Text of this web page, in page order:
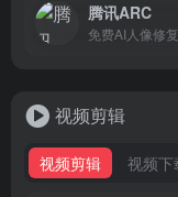
腾讯ARC
视频剪辑
视频剪辑 视频下